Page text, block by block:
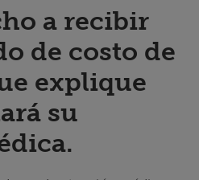
a recibir
de costo de
explique
su